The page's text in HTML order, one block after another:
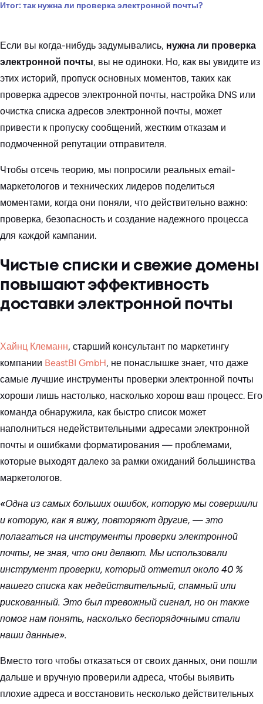
Итог: так нужна ли проверка электронной почты?
Если вы когда-нибудь задумывались, нужна ли проверка
электронной почты, вы не одиноки. Но, как вы увидите из
этих историй, пропуск основных моментов, таких как
проверка адресов электронной почты, настройка DNS или
очистка списка адресов электронной почты, может
привести к пропуску сообщений, жестким отказам и
подмоченной репутации отправителя.
Чтобы отсечь теорию, мы попросили реальных email-
маркетологов и технических лидеров поделиться
моментами, когда они поняли, что действительно важно:
проверка, безопасность и создание надежного процесса
для каждой кампании.
Чистые списки и свежие домены
повышают эффективность
доставки электронной почты
Хайнц Клеманн, старший консультант по маркетингу
компании BeastBI GmbH, не понаслышке знает, что даже
самые лучшие инструменты проверки электронной почты
хороши лишь настолько, насколько хорош ваш процесс. Его
команда обнаружила, как быстро список может
наполниться недействительными адресами электронной
почты и ошибками форматирования — проблемами,
которые выходят далеко за рамки ожиданий большинства
маркетологов.
«Одна из самых больших ошибок, которую мы совершили
и которую, как я вижу, повторяют другие, — это
полагаться на инструменты проверки электронной
почты, не зная, что они делают. Мы использовали
инструмент проверки, который отметил около 40 %
нашего списка как недействительный, спамный или
рискованный. Это был тревожный сигнал, но он также
помог нам понять, насколько беспорядочными стали
наши данные».
Вместо того чтобы отказаться от своих данных, они пошли
дальше и вручную проверили адреса, чтобы выявить
плохие адреса и восстановить несколько действительных